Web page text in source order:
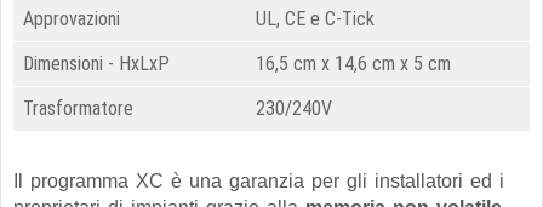
Approvazioni
UL, CE e C-Tick
Dimensioni - HxLxP
16,5 cm x 14,6 cm x 5 cm
Trasformatore
230/240V
Il programma XC è una garanzia per gli installatori ed i